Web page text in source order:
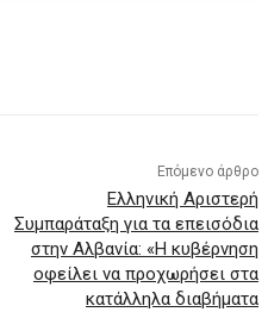
Επόμενο άρθρο
Ελληνική Αριστερή
Συμπαράταξη για τα επεισόδια
στην Αλβανία: «Η κυβέρνηση
οφείλει να προχωρήσει στα
κατάλληλα διαβήματα